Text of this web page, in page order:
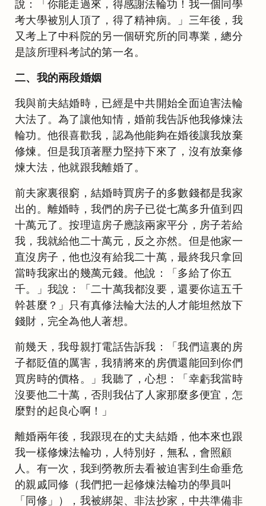
說：「你能走過來，得感謝法輪功！我一個同學
考大學被別人頂了，得了精神病。」三年後，我
又考上了中科院的另一個研究所的同專業，總分
是該所理科考試的第一名。
二、我的兩段婚姻
我與前夫結婚時，已經是中共開始全面迫害法輪
大法了。為了讓他知情，婚前我告訴他我修煉法
輪功。他很喜歡我，認為他能夠在婚後讓我放棄
修煉。但是我頂著壓力堅持下來了，沒有放棄修
煉大法，他就跟我離婚了。
前夫家裏很窮，結婚時買房子的多數錢都是我家
出的。離婚時，我們的房子已從七萬多升值到四
十萬元了。按理這房子應該兩家平分，房子若給
我，我就給他二十萬元，反之亦然。但是他家一
直沒房子，他也沒有給我二十萬，最終我只拿回
當時我家出的幾萬元錢。他說：「多給了你五
千。」我說：「二十萬我都沒要，還要你這五千
幹甚麼？」只有真修法輪大法的人才能坦然放下
錢財，完全為他人著想。
前幾天，我母親打電話告訴我：「我們這裏的房
子都貶值的厲害，我猜將來的房價還能回到你們
買房時的價格。」我聽了，心想：「幸虧我當時
沒要他二十萬，否則我佔了人家那麼多便宜，怎
麼對的起良心啊！」
離婚兩年後，我跟現在的丈夫結婚，他本來也跟
我一樣修煉法輪功，人特別好，無私，會照顧
人。有一次，我到勞教所去看被迫害到生命垂危
的親戚同修（我們把一起修煉法輪功的學員叫
「同修」），我被綁架、非法抄家，中共準備非